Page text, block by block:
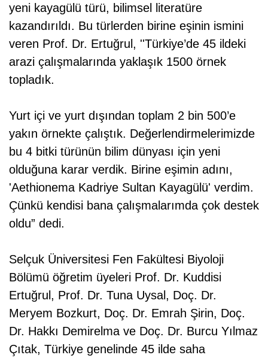
yeni kayagülü türü, bilimsel literatüre
kazandırıldı. Bu türlerden birine eşinin ismini
veren Prof. Dr. Ertuğrul, ''Türkiye’de 45 ildeki
arazi çalışmalarında yaklaşık 1500 örnek
topladık.
Yurt içi ve yurt dışından toplam 2 bin 500’e
yakın örnekte çalıştık. Değerlendirmelerimizde
bu 4 bitki türünün bilim dünyası için yeni
olduğuna karar verdik. Birine eşimin adını,
'Aethionema Kadriye Sultan Kayagülü' verdim.
Çünkü kendisi bana çalışmalarımda çok destek
oldu” dedi.
Selçuk Üniversitesi Fen Fakültesi Biyoloji
Bölümü öğretim üyeleri Prof. Dr. Kuddisi
Ertuğrul, Prof. Dr. Tuna Uysal, Doç. Dr.
Meryem Bozkurt, Doç. Dr. Emrah Şirin, Doç.
Dr. Hakkı Demirelma ve Doç. Dr. Burcu Yılmaz
Çıtak, Türkiye genelinde 45 ilde saha